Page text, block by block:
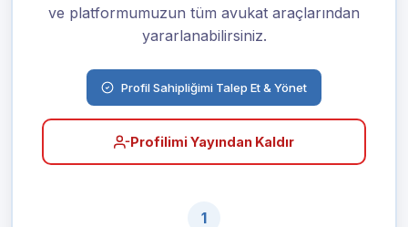
ve platformumuzun tüm avukat araçlarından
yararlanabilirsiniz.
Profil Sahipliğimi Talep Et & Yönet
Profilimi Yayından Kaldır
1